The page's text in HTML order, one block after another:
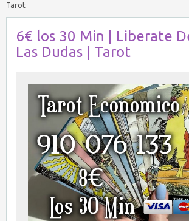
Tarot
6€ los 30 Min | Liberate
Las Dudas | Tarot